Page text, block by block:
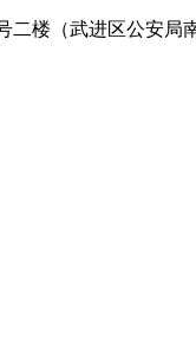
楼（武进区公安局